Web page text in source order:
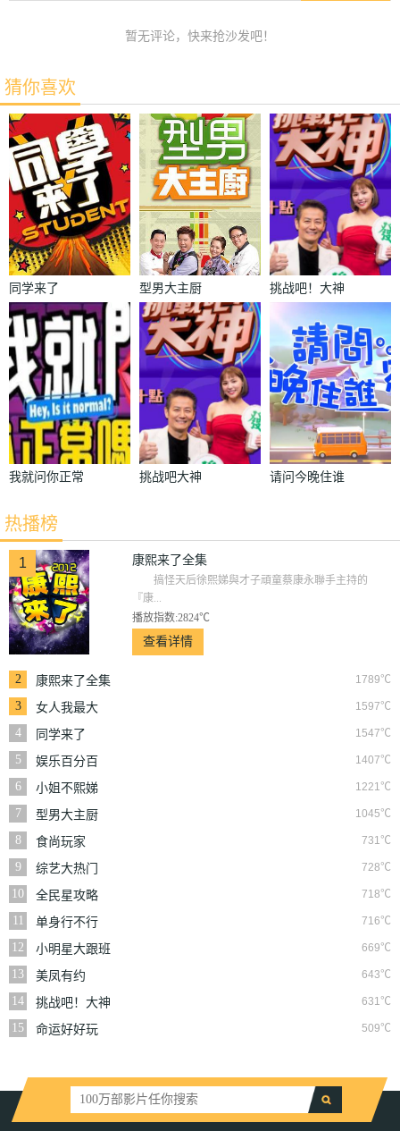
暂无评论，快来抢沙发吧！
猜你喜欢
同学来了 型男大主厨 挑战吧！大神
我就问你正常
挑战吧大神
请问今晚住谁
热播榜
1 康熙来了全集
搞怪天后徐熙娣與才子頑童蔡康永聯手主持的
『康...
播放指数:2824℃
查看详情
2 1789℃
康熙来了全集
3
1597℃
女人我最大
4
1547℃
同学来了
5
1407℃
娱乐百分百
6
1221℃
小姐不熙娣
7
1045℃
型男大主厨
8
731℃
食尚玩家
9
728℃
综艺大热门
10
718℃
全民星攻略
11
716℃
单身行不行
12
669℃
小明星大跟班
13
643℃
美凤有约
14
631℃
挑战吧！大神
15
509℃
命运好好玩